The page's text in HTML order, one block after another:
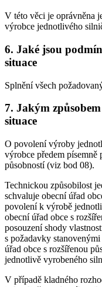
V této věci je oprávněna
výrobce jednotlivého
6. Jaké jsou
situace
Splnění všech
7. Jakým
situace
O povolení výroby
výrobce předem písemně
působností (viz bod 08).
Technickou způsobilost
schvaluje obecní úřad
povolení k výrobě
obecní úřad obce s
posouzení shody
s požadavky
úřad obce s rozšířenou
jednotlivě vyrobeného
V případě kladného